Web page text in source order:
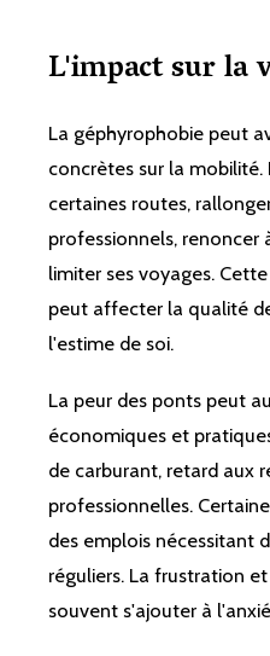
L'impact sur la
La géphyrophobie peut
concrètes sur la
certaines routes,
professionnels, renoncer
limiter ses voyages.
peut affecter la qualité
l'estime de soi.
La peur des ponts peut
économiques et
de carburant, retard aux
professionnelles.
des emplois nécessitant
réguliers. La frustration
souvent s'ajouter à